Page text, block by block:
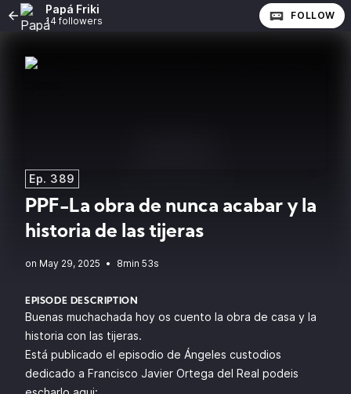
Papá Friki
14 followers FOLLOW
Ep. 389
PPF-La obra de nunca acabar y la
historia de las tijeras
• 8min 53s
EPISODE DESCRIPTION
Buenas muchachada hoy os cuento la obra de casa y la
historia con las tijeras.
Está publicado el episodio de Ángeles custodios
dedicado a Francisco Javier Ortega del Real podeis